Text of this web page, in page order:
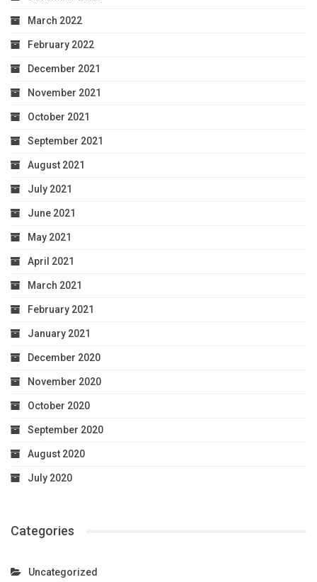
March 2022
February 2022
December 2021
November 2021
October 2021
September 2021
August 2021
July 2021
June 2021
May 2021
April 2021
March 2021
February 2021
January 2021
December 2020
November 2020
October 2020
September 2020
August 2020
July 2020
Categories
Uncategorized